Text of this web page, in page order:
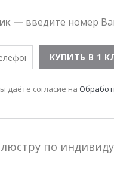
— введите номер
даёте согласие на
по